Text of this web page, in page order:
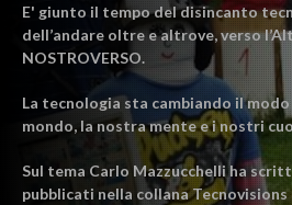
E' giunto il tempo del disincanto
dell’andare oltre e altrove, verso
NOSTROVERSO.
La tecnologia sta cambiando il
mondo, la nostra mente e i nostri
Sul tema Carlo Mazzucchelli ha
pubblicati nella collana